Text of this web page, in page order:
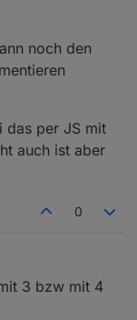
favoriten widget
wurde
BoehserWolf)
noch den
das per JS mit
auch ist aber
0
3 bzw mit 4